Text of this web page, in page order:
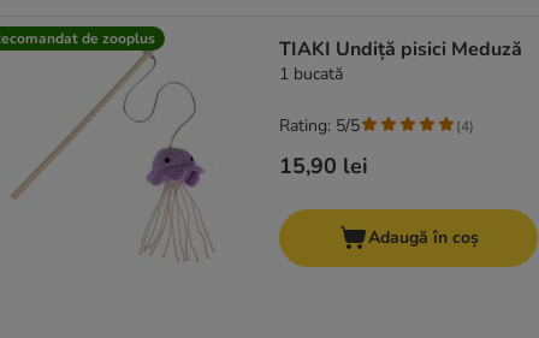
de zooplus TIAKI Undiță pisici Meduză
1 bucată
15,90 lei
Rating: 5/5 (4)
Adaugă în coș